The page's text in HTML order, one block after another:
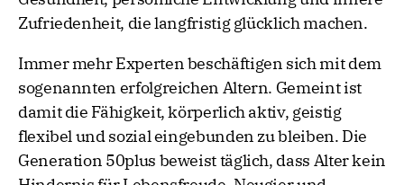
Zufriedenheit, die langfristig glücklich machen.
Immer mehr Experten beschäftigen sich mit dem
sogenannten erfolgreichen Altern. Gemeint ist
damit die Fähigkeit, körperlich aktiv, geistig
flexibel und sozial eingebunden zu bleiben. Die
Generation 50plus beweist täglich, dass Alter kein